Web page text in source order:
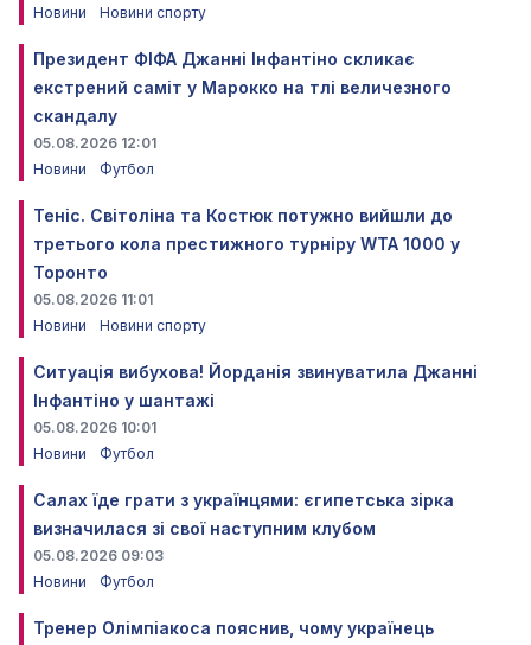
Новини
Новини спорту
Президент ФІФА Джанні Інфантіно скликає
екстрений саміт у Марокко на тлі величезного
скандалу
05.08.2026 12:01
Новини
Футбол
Теніс. Світоліна та Костюк потужно вийшли до
третього кола престижного турніру WTA 1000 у
Торонто
05.08.2026 11:01
Новини
Новини спорту
Ситуація вибухова! Йорданія звинуватила Джанні
Інфантіно у шантажі
05.08.2026 10:01
Новини
Футбол
Салах їде грати з українцями: єгипетська зірка
визначилася зі свої наступним клубом
05.08.2026 09:03
Новини
Футбол
Тренер Олімпіакоса пояснив, чому українець